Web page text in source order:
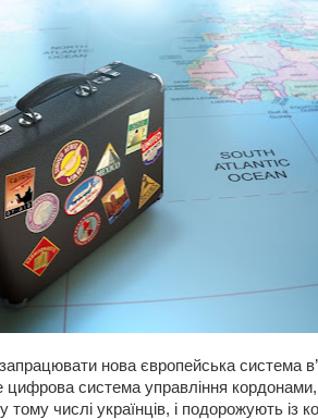
нова європейська система
система управління
тому числі українців, і подорожують із